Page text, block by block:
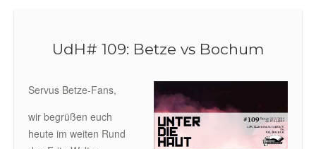
UdH# 109: Betze vs Bochum
Servus Betze-Fans,
wir begrüßen euch
heute im weiten Rund